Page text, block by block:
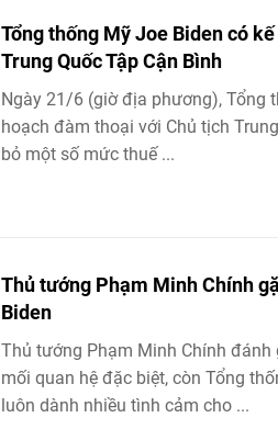
Tổng thống Mỹ Joe Biden có
Trung Quốc Tập Cận Bình
Ngày 21/6 (giờ địa phương), Tổng
hoạch đàm thoại với Chủ tịch
bỏ một số mức thuế ...
Thủ tướng Phạm Minh Chính
Biden
Thủ tướng Phạm Minh Chính đánh
mối quan hệ đặc biệt, còn Tổng
luôn dành nhiều tình cảm cho ...